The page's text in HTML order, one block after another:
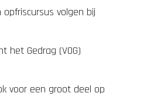
volgen bij
het Gedrag (VOG)
voor een groot deel op